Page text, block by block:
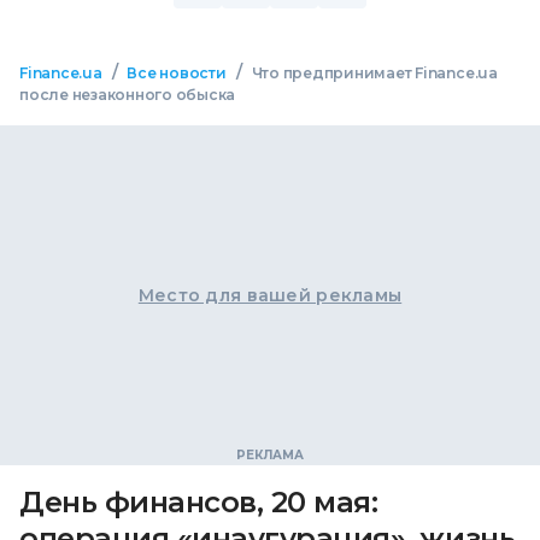
Finance.ua / Все новости /
Что предпринимает Finance.ua
после незаконного обыска
Место для вашей рекламы
День финансов, 20 мая: